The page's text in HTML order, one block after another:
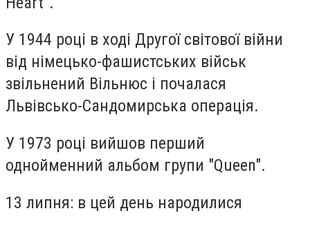
У 1944 році в ході Другої світової війни
від німецько-фашистських військ
звільнений Вільнюс і почалася
Львівсько-Сандомирська операція.
У 1973 році вийшов перший
однойменний альбом групи "Queen".
13 липня: в цей день народилися